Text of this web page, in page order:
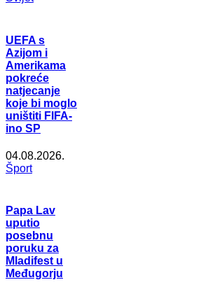
UEFA s
Azijom i
Amerikama
pokreće
natjecanje
koje bi moglo
uništiti FIFA-
ino SP
04.08.2026.
Šport
Papa Lav
uputio
posebnu
poruku za
Mladifest u
Međugorju